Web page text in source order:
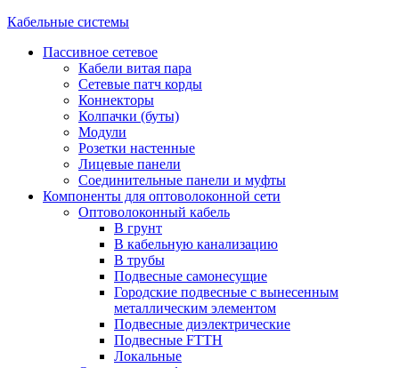
Кабельные системы
Пассивное сетевое
Кабели витая пара
Сетевые патч корды
Коннекторы
Колпачки (буты)
Модули
Розетки настенные
Лицевые панели
Соединительные панели и муфты
Компоненты для оптоволоконной сети
Оптоволоконный кабель
В грунт
В кабельную канализацию
В трубы
Подвесные самонесущие
Городские подвесные с вынесенным
металлическим элементом
Подвесные диэлектрические
Подвесные FTTH
Локальные